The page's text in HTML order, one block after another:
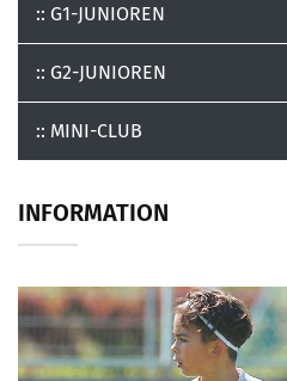
:: G1-JUNIOREN
:: G2-JUNIOREN
:: MINI-CLUB
INFORMATION